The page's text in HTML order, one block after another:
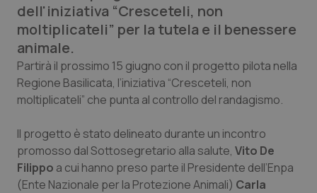
Professionisti Sanitari.AI
Abruzzo
Basilicata
Calabria
Campania
QS Pro Gold
Artrite & artrosi
Asma & BPCO
Car-T
QS Club Newsletter
dell'iniziativa “Cresceteli, non
moltiplicateli” per la tutela e il benessere
animale.
Partirà il prossimo 15 giugno con il progetto pilota nella
Regione Basilicata, l’iniziativa “Cresceteli, non
moltiplicateli” che punta al controllo del randagismo.
Il progetto è stato delineato durante un incontro
promosso dal Sottosegretario alla salute, Vito De
Filippo a cui hanno preso parte il Presidente dell’Enpa
(Ente Nazionale per la Protezione Animali) Carla